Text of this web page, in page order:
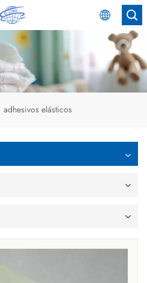
Español
English
adhesivos elásticos